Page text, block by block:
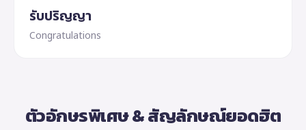
รับปริญญา
Congratulations
ตัวอักษรพิเศษ & สัญลักษณ์ยอดฮิต